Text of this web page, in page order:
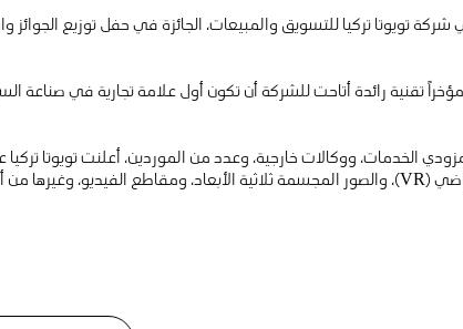
تويوتا تركيا للتسويق والمبيعات، الجائزة في حفل توزيع الجوائز
مؤخراً تقنية رائدة أتاحت للشركة أن تكون أول علامة تجارية في صناعة
تركيا، ومزودي الخدمات، ووكالات خارجية، وعدد من الموردين، أعلنت تويوتا